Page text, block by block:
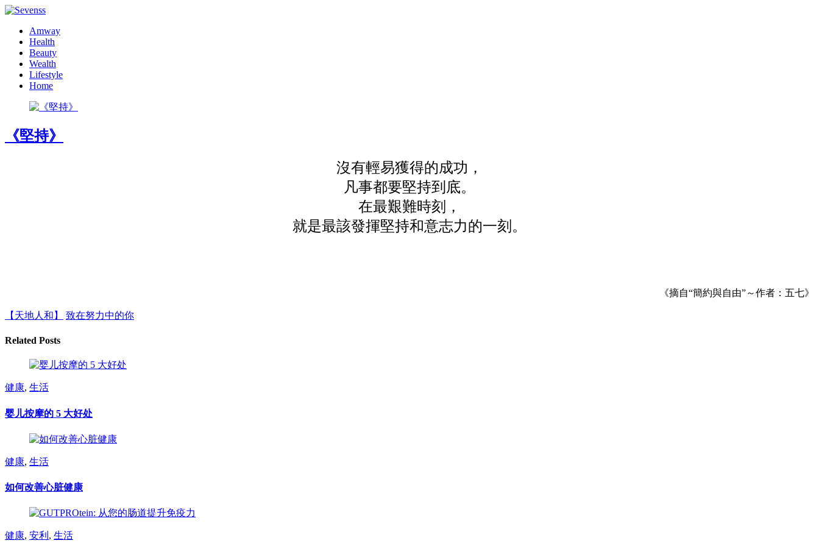
Amway
Health
Beauty
Wealth
Lifestyle
Home
《堅持》
沒有輕易獲得的成功，
凡事都要堅持到底。
在最艱難時刻，
就是最該發揮堅持和意志力的一刻。
《摘自“簡約與自由”～作者：五七》
【天地人和】 致在努力中的你
Related Posts
健康, 生活
婴儿按摩的 5 大好处
健康, 生活
如何改善心脏健康
健康, 安利 , 生活